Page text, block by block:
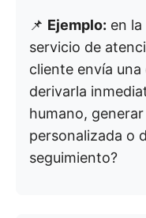
📌 Ejemplo: en
servicio de
cliente envía una
derivarla
humano,
personalizada o
seguimiento?